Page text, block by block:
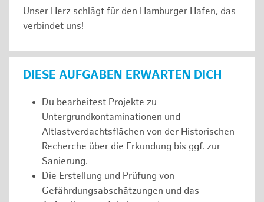
Unser Herz schlägt für den Hamburger Hafen, das
verbindet uns!
DIESE AUFGABEN ERWARTEN DICH
Du bearbeitest Projekte zu
Untergrundkontaminationen und
Altlastverdachtsflächen von der Historischen
Recherche über die Erkundung bis ggf. zur
Sanierung.
Die Erstellung und Prüfung von
Gefährdungsabschätzungen und das